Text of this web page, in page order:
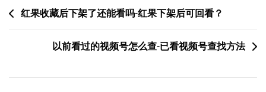
文红果收藏后下架了还能看吗-红果下架后可回看？
以前看过的视频号怎么查-已看视频号查找方法